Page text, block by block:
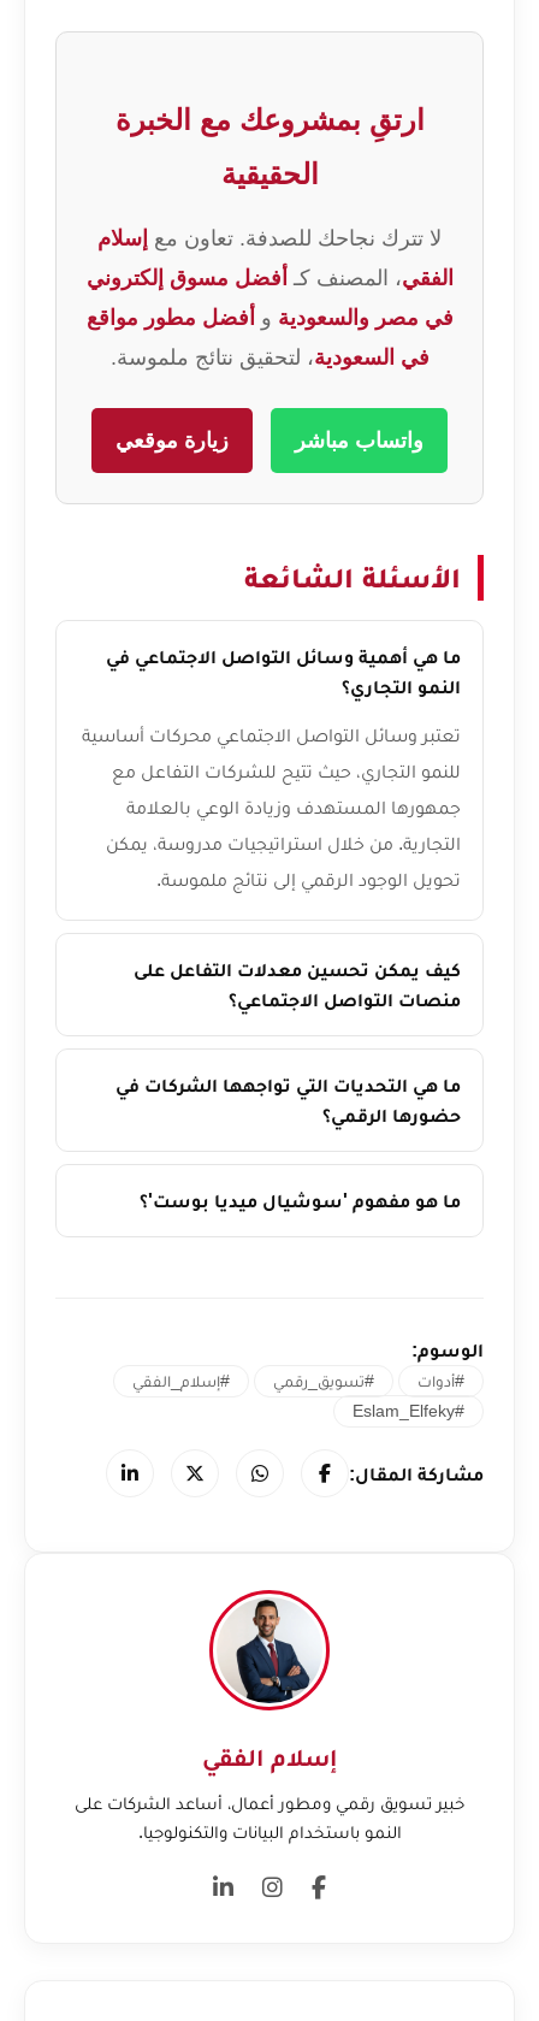
ارتقِ بمشروعك مع الخبرة
الحقيقية
لا تترك نجاحك للصدفة. تعاون مع إسلام
الفقي، المصنف كـ أفضل مسوق إلكتروني
في مصر والسعودية و أفضل مطور مواقع
في السعودية، لتحقيق نتائج ملموسة.
واتساب مباشر زيارة موقعي
الأسئلة الشائعة
ما هي أهمية وسائل التواصل الاجتماعي في
النمو التجاري؟
تعتبر وسائل التواصل الاجتماعي محركات أساسية
للنمو التجاري، حيث تتيح للشركات التفاعل مع
جمهورها المستهدف وزيادة الوعي بالعلامة
التجارية. من خلال استراتيجيات مدروسة، يمكن
تحويل الوجود الرقمي إلى نتائج ملموسة.
كيف يمكن تحسين معدلات التفاعل على
منصات التواصل الاجتماعي؟
ما هي التحديات التي تواجهها الشركات في
حضورها الرقمي؟
ما هو مفهوم 'سوشيال ميديا بوست'؟
الوسوم:
#أدوات #تسويق_رقمي
#إسلام_الفقي
#Eslam_Elfeky
مشاركة المقال:
إسلام الفقي
خبير تسويق رقمي ومطور أعمال، أساعد الشركات على
النمو باستخدام البيانات والتكنولوجيا.